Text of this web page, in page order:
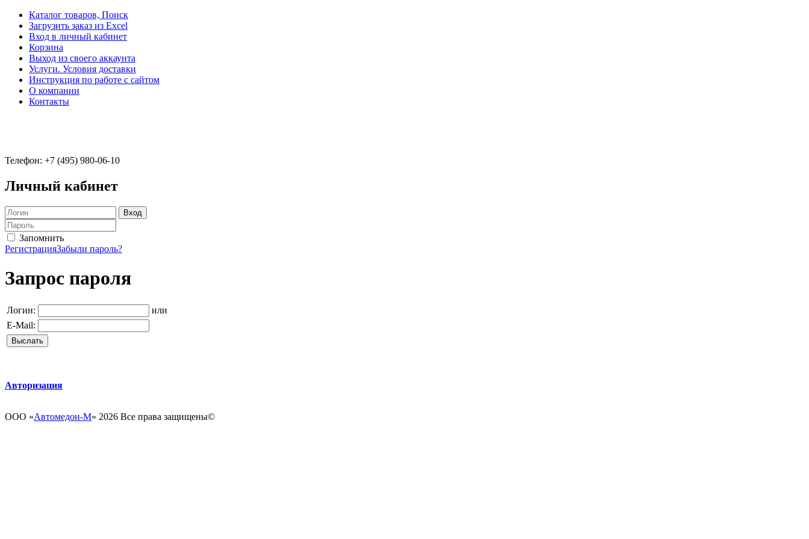
Каталог товаров, Поиск
Загрузить заказ из Excel
Вход в личный кабинет
Корзина
Выход из своего аккаунта
Услуги. Условия доставки
Инструкция по работе с сайтом
О компании
Контакты
Телефон: +7 (495) 980-06-10
Личный кабинет
Запомнить
РегистрацияЗабыли пароль?
Запрос пароля
Логин:
или
E-Mail:
Авторизация
ООО «Автомедон-М» 2026 Все права защищены­­©